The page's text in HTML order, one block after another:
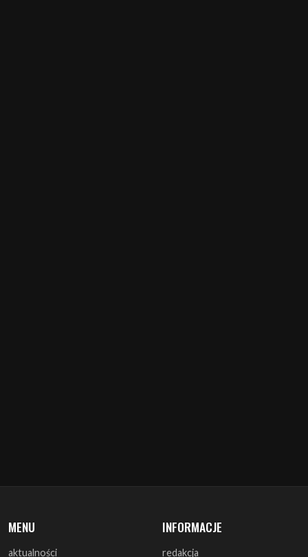
aktualności
zapowiedzi
recenzje
redakcja
warunki prawne
polityka cookies